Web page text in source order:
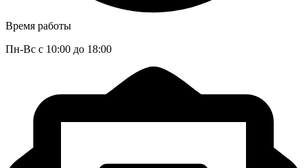
Время работы
Пн-Вс с 10:00 до 18:00